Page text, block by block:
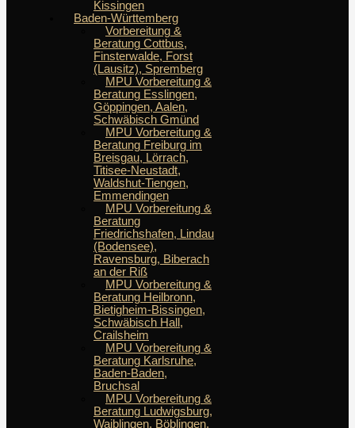
Kissingen
Baden-Württemberg
Vorbereitung &
Beratung Cottbus,
Finsterwalde, Forst
(Lausitz), Spremberg
MPU Vorbereitung &
Beratung Esslingen,
Göppingen, Aalen,
Schwäbisch Gmünd
MPU Vorbereitung &
Beratung Freiburg im
Breisgau, Lörrach,
Titisee-Neustadt,
Waldshut-Tiengen,
Emmendingen
MPU Vorbereitung &
Beratung
Friedrichshafen, Lindau
(Bodensee),
Ravensburg, Biberach
an der Riß
MPU Vorbereitung &
Beratung Heilbronn,
Bietigheim-Bissingen,
Schwäbisch Hall,
Crailsheim
MPU Vorbereitung &
Beratung Karlsruhe,
Baden-Baden,
Bruchsal
MPU Vorbereitung &
Beratung Ludwigsburg,
Waiblingen, Böblingen,